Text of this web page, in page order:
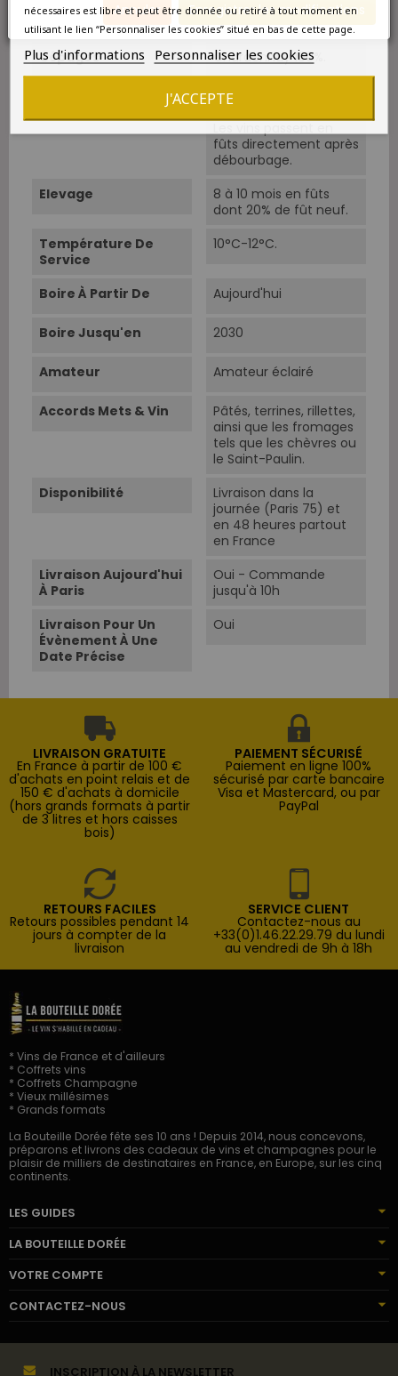
Annuler Enregistrer les modifications
Cépage Dominant Chardonnay
Cépages Chardonnay 100%.
Pressurage très lent,
fûts directement après
débourbage.
Elevage
8 à 10 mois en fûts
dont 20% de fût neuf.
Température De
Service
10°C-12°C.
Boire À Partir De Aujourd'hui
Boire Jusqu'en 2030
Amateur Amateur éclairé
Accords Mets & Vin
Pâtés, terrines, rillettes,
ainsi que les fromages
tels que les chèvres ou
le Saint-Paulin.
Disponibilité
Livraison dans la
journée (Paris 75) et
en 48 heures partout
en France
Livraison Aujourd'hui
À Paris
Oui - Commande
jusqu'à 10h
Livraison Pour Un
Évènement À Une
Date Précise
Oui
LIVRAISON GRATUITE
En France à partir de 100 €
d'achats en point relais et de
150 € d'achats à domicile
(hors grands formats à partir
de 3 litres et hors caisses
bois)
PAIEMENT SÉCURISÉ
Paiement en ligne 100%
sécurisé par carte bancaire
Visa et Mastercard, ou par
PayPal
RETOURS FACILES
Retours possibles pendant 14
jours à compter de la
livraison
SERVICE CLIENT
Contactez-nous au
+33(0)1.46.22.29.79 du lundi
au vendredi de 9h à 18h
* Vins de France et d'ailleurs
* Coffrets vins
* Coffrets Champagne
* Vieux millésimes
* Grands formats
La Bouteille Dorée fête ses 10 ans ! Depuis 2014, nous concevons,
préparons et livrons des cadeaux de vins et champagnes pour le
plaisir de milliers de destinataires en France, en Europe, sur les cinq
continents.
LES GUIDES
LA BOUTEILLE DORÉE
VOTRE COMPTE
CONTACTEZ-NOUS
nécessaires est libre et peut être donnée ou retiré à tout moment en
utilisant le lien “Personnaliser les cookies” situé en bas de cette page.
Plus d'informations Personnaliser les cookies
J'ACCEPTE
INSCRIPTION À LA NEWSLETTER